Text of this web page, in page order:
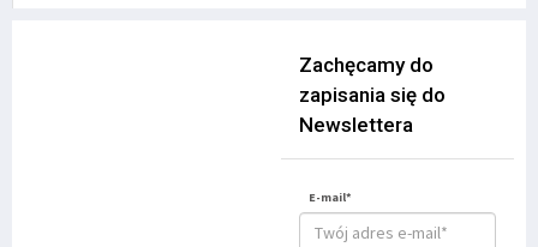
Zachęcamy do
zapisania się do
Newslettera
E-mail*